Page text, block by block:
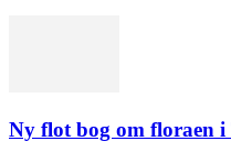
Ny flot bog om floraen